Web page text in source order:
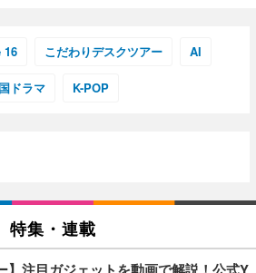
16 こだわりデスクツアー AI
ドラマ K-POP
特集・連載